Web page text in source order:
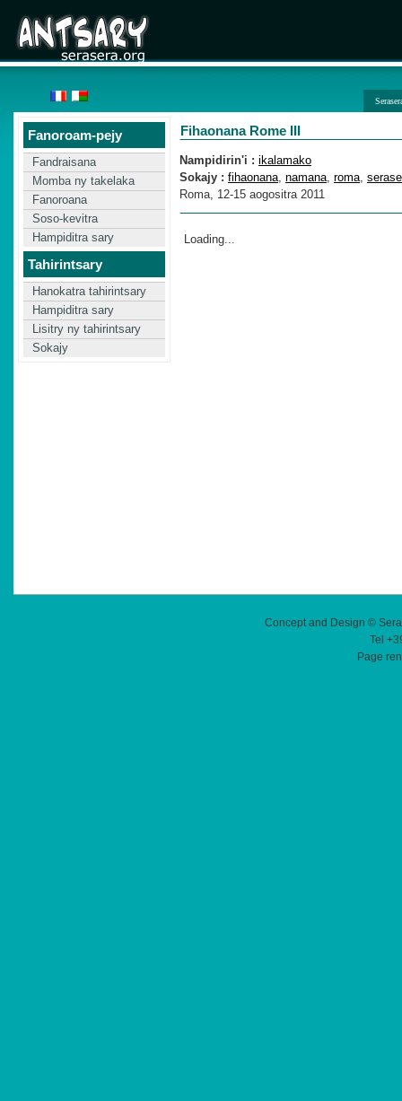
Fanoroam-pejy
Fandraisana
Momba ny takelaka
Fanoroana
Soso-kevitra
Hampiditra sary
Tahirintsary
Hanokatra tahirintsary
Hampiditra sary
Lisitry ny tahirintsary
Sokajy
Fihaonana Rome III
Nampidirin'i : ikalamako
Sokajy : fihaonana, namana, roma,
Roma, 12-15 aogositra 2011
Loading...
Concept and Design ©
Tel
Page